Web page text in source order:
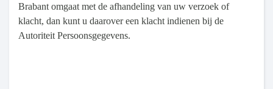
Brabant omgaat met de afhandeling van uw verzoek of
klacht, dan kunt u daarover een klacht indienen bij de
Autoriteit Persoonsgegevens.